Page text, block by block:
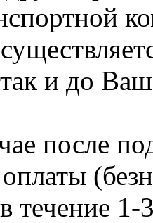
и до
после
течение